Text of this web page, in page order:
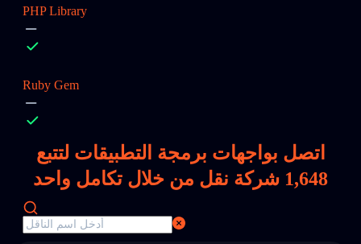
PHP Library
Ruby Gem
اتصل بواجهات برمجة التطبيقات لتتبع
1,648 شركة نقل من خلال تكامل واحد